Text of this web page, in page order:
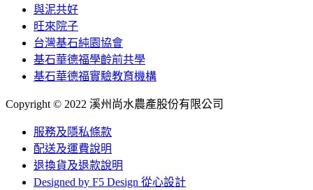
與泥共好
旺來院子
台灣基石純園協會
基石華德福學齡前共學
基石華德福實驗教育機構
Copyright © 2022 溪州尚水農產股份有限公司
服務及隱私條款
配送及運費說明
退換貨及退款說明
Designed by F5 Design 從心設計